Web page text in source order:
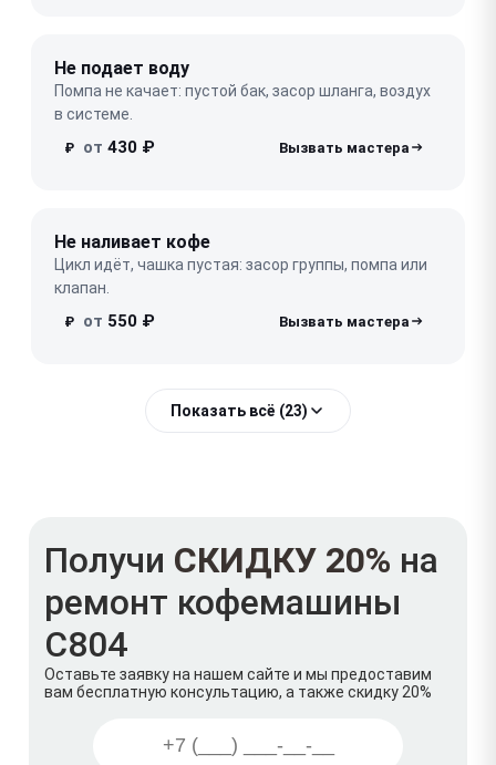
Не подает воду
Помпа не качает: пустой бак, засор шланга, воздух
в системе.
₽ от 430 ₽
Не наливает кофе
Цикл идёт, чашка пустая: засор группы, помпа или
клапан.
₽ от 550 ₽
Показать всё (23)
Получи СКИДКУ 20% на
ремонт кофемашины
C804
Оставьте заявку на нашем сайте и мы предоставим
вам бесплатную консультацию, а также скидку 20%